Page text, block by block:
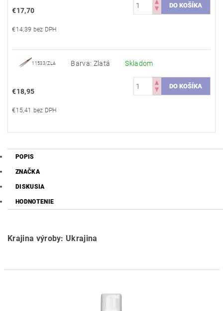
€17,70
€14,39 bez DPH
11533/ZLA Barva: Zlatá Skladom
€18,95
€15,41 bez DPH
POPIS
ZNAČKA
DISKUSIA
HODNOTENIE
Krajina výroby: Ukrajina